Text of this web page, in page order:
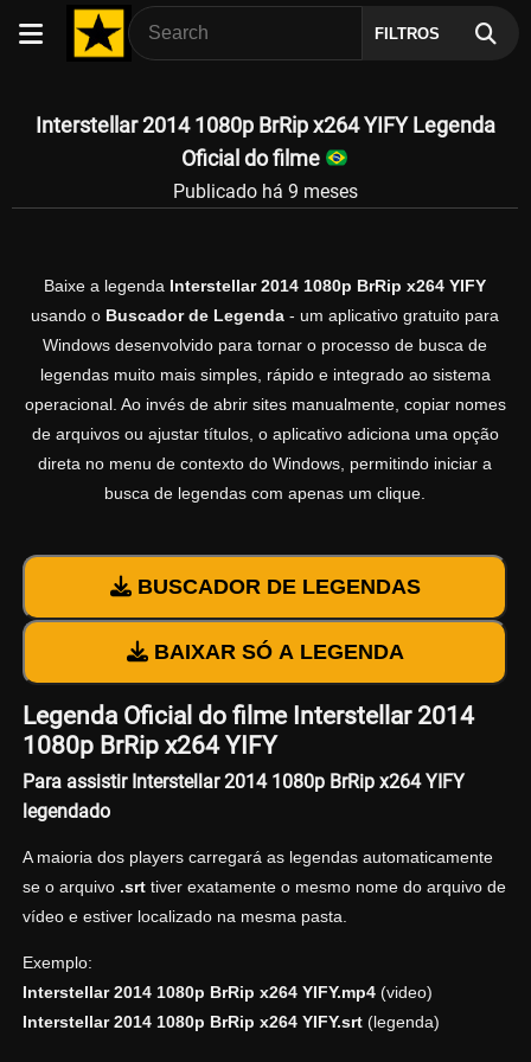
FILTROS
Interstellar 2014 1080p BrRip x264 YIFY Legenda
Oficial do filme
Publicado há 9 meses
Baixe a legenda Interstellar 2014 1080p BrRip x264 YIFY
usando o Buscador de Legenda - um aplicativo gratuito para
Windows desenvolvido para tornar o processo de busca de
legendas muito mais simples, rápido e integrado ao sistema
operacional. Ao invés de abrir sites manualmente, copiar nomes
de arquivos ou ajustar títulos, o aplicativo adiciona uma opção
direta no menu de contexto do Windows, permitindo iniciar a
busca de legendas com apenas um clique.
BUSCADOR DE LEGENDAS
BAIXAR SÓ A LEGENDA
Legenda Oficial do filme Interstellar 2014
1080p BrRip x264 YIFY
Para assistir Interstellar 2014 1080p BrRip x264 YIFY
legendado
A maioria dos players carregará as legendas automaticamente
se o arquivo .srttiver exatamente o mesmo nome do arquivo de
vídeo e estiver localizado na mesma pasta.
Exemplo:
Interstellar 2014 1080p BrRip x264 YIFY.mp4(video)
Interstellar 2014 1080p BrRip x264 YIFY.srt(legenda)